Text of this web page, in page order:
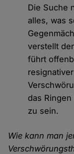
Die Suche
alles, was
verstellt
führt
das
zu sein.
Wie kann man